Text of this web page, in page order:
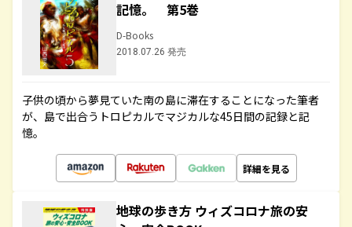
記憶。 第5巻
D-Books
2018.07.26 発売
子供の頃から夢見ていた南の島に滞在することになった筆者
が、島で出合うトロピカルでマジカルな45日間の記録と記
憶。
詳細を見る
地球の歩き方 ウィズコロナ旅の安